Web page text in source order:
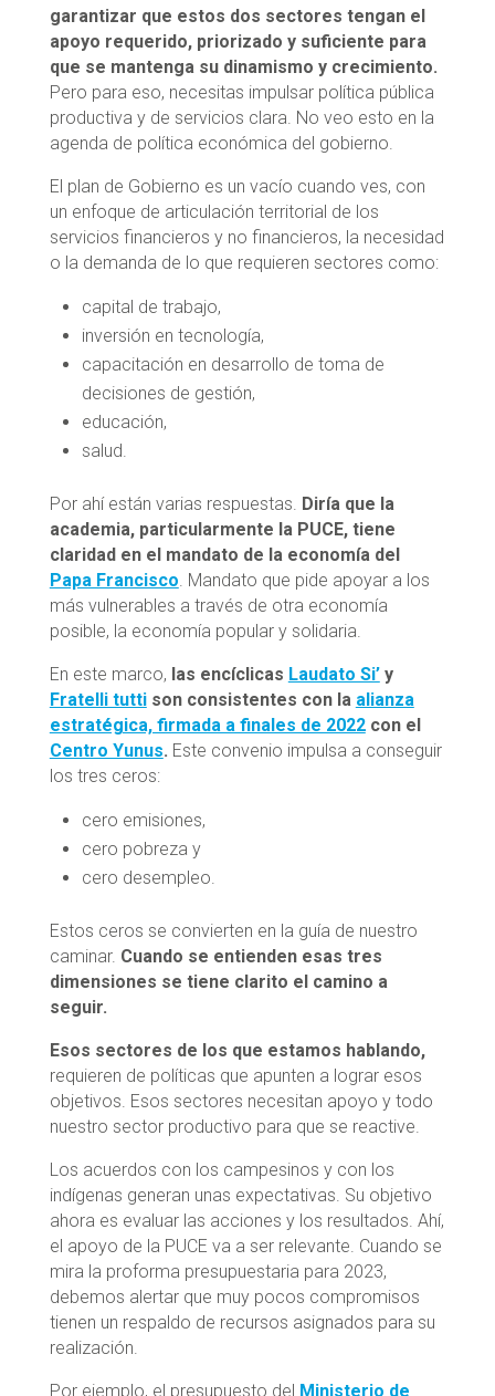
garantizar que estos dos sectores tengan el
apoyo requerido, priorizado y suficiente para
que se mantenga su dinamismo y crecimiento.
Pero para eso, necesitas impulsar política pública
productiva y de servicios clara. No veo esto en la
agenda de política económica del gobierno.
El plan de Gobierno es un vacío cuando ves, con
un enfoque de articulación territorial de los
servicios financieros y no financieros, la necesidad
o la demanda de lo que requieren sectores como:
capital de trabajo,
inversión en tecnología,
capacitación en desarrollo de toma de
decisiones de gestión,
educación,
salud.
Por ahí están varias respuestas. Diría que la
academia, particularmente la PUCE, tiene
claridad en el mandato de la economía del
Papa Francisco . Mandato que pide apoyar a los
más vulnerables a través de otra economía
posible, la economía popular y solidaria.
En este marco, las encíclicas Laudato Si’y
Fratelli tuttison consistentes con la alianza
estratégica, firmada a finales de 2022con el
Centro Yunus. Este convenio impulsa a conseguir
los tres ceros:
cero emisiones,
cero pobreza y
cero desempleo.
Estos ceros se convierten en la guía de nuestro
caminar. Cuando se entienden esas tres
dimensiones se tiene clarito el camino a
seguir.
Esos sectores de los que estamos hablando,
requieren de políticas que apunten a lograr esos
objetivos. Esos sectores necesitan apoyo y todo
nuestro sector productivo para que se reactive.
Los acuerdos con los campesinos y con los
indígenas generan unas expectativas. Su objetivo
ahora es evaluar las acciones y los resultados. Ahí,
el apoyo de la PUCE va a ser relevante. Cuando se
mira la proforma presupuestaria para 2023,
debemos alertar que muy pocos compromisos
tienen un respaldo de recursos asignados para su
realización.
Por ejemplo, el presupuesto del Ministerio de